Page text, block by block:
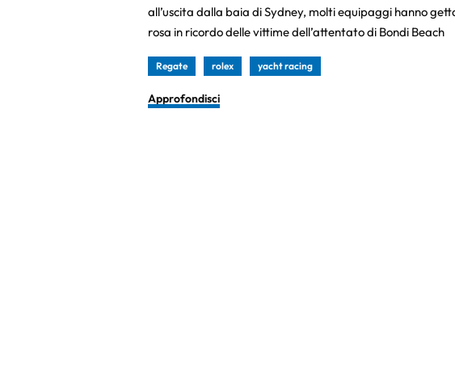
all’uscita dalla baia di Sydney, molti equipaggi hanno
rosa in ricordo delle vittime dell’attentato di Bondi Beach
Regate rolex yacht racing
Approfondisci